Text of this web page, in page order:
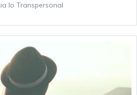
lo Transpersonal